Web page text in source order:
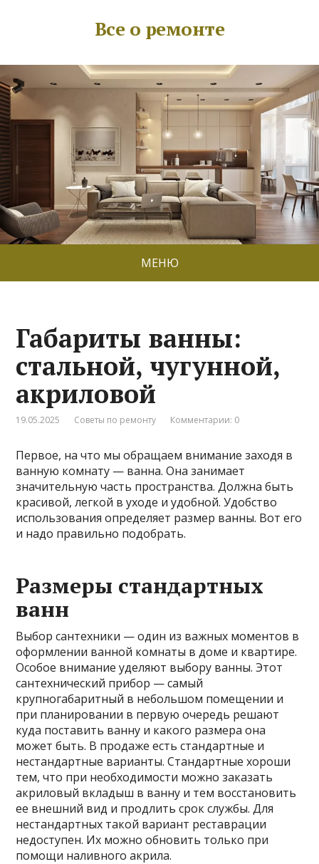
Все о ремонте
МЕНЮ
Габариты ванны:
стальной, чугунной,
акриловой
19.05.2025 Советы по ремонту Комментарии: 0
Первое, на что мы обращаем внимание заходя в
ванную комнату — ванна. Она занимает
значительную часть пространства. Должна быть
красивой, легкой в уходе и удобной. Удобство
использования определяет размер ванны. Вот его
и надо правильно подобрать.
Размеры стандартных
ванн
Выбор сантехники — один из важных моментов в
оформлении ванной комнаты в доме и квартире.
Особое внимание уделяют выбору ванны. Этот
сантехнический прибор — самый
крупногабаритный в небольшом помещении и
при планировании в первую очередь решают
куда поставить ванну и какого размера она
может быть. В продаже есть стандартные и
нестандартные варианты. Стандартные хороши
тем, что при необходимости можно заказать
акриловый вкладыш в ванну и тем восстановить
ее внешний вид и продлить срок службы. Для
нестандартных такой вариант реставрации
недоступен. Их можно обновить только при
помощи наливного акрила.